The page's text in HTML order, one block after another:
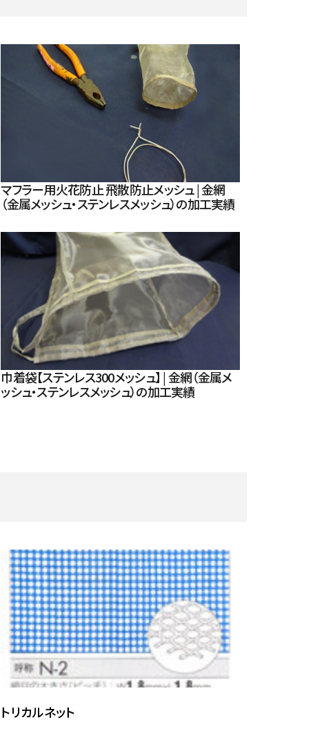
マフラー用火花防止 飛散防止メッシュ | 金網
（金属メッシュ・ステンレスメッシュ）の加工実績
巾着袋【ステンレス300メッシュ】 | 金網（金属メ
ッシュ・ステンレスメッシュ）の加工実績
トリカルネット